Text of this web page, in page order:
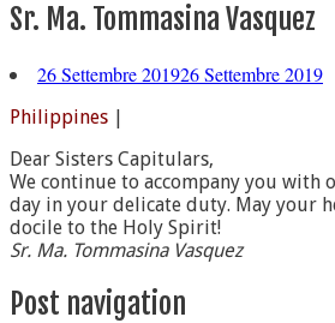
Sr. Ma. Tommasina Vasquez
26 Settembre 201926 Settembre 2019
Philippines |
Dear Sisters Capitulars,
We continue to accompany you with
day in your delicate duty. May your
docile to the Holy Spirit!
Sr. Ma. Tommasina Vasquez
Post navigation